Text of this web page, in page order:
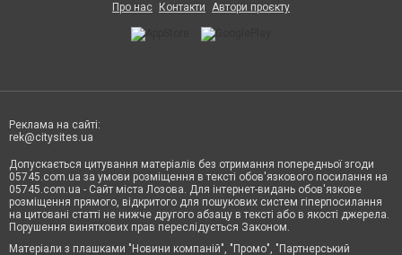
Про нас Контакти Автори проєкту
Реклама на сайті:
rek@citysites.ua
Допускається цитування матеріалів без отримання попередньої згоди
05745.com.ua за умови розміщення в тексті обов'язкового посилання на
05745.com.ua - Сайт міста Лозова. Для інтернет-видань обов'язкове
розміщення прямого, відкритого для пошукових систем гіперпосилання
на цитовані статті не нижче другого абзацу в тексті або в якості джерела.
Порушення виняткових прав переслідується Законом.
Матеріали з плашками "Новини компаній", "Промо", "Партнерський